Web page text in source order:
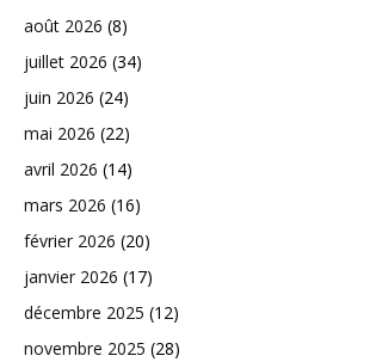
août 2026 (8)
juillet 2026 (34)
juin 2026 (24)
mai 2026 (22)
avril 2026 (14)
mars 2026 (16)
février 2026 (20)
janvier 2026 (17)
décembre 2025 (12)
novembre 2025 (28)